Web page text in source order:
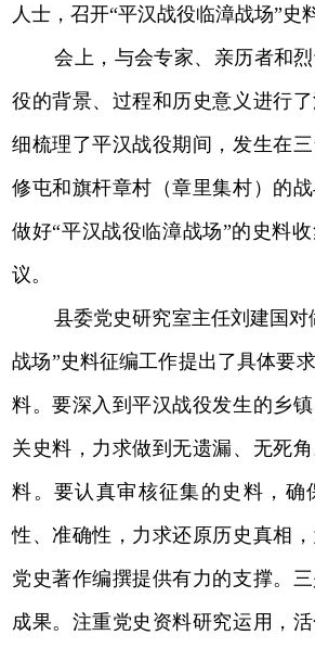
人士，召开“平汉战役临漳战场”史
会上，与会专家、亲历者和
役的背景、过程和历史意义进行
细梳理了平汉战役期间，发生在
修屯和旗杆章村（章里集村）的
做好“平汉战役临漳战场”的史料
议。
县委党史研究室主任刘建国对
战场”史料征编工作提出了具体要
料。要深入到平汉战役发生的乡
关史料，力求做到无遗漏、无死
料。要认真审核征集的史料，确
性、准确性，力求还原历史真相
党史著作编撰提供有力的支撑。
成果。注重党史资料研究运用，